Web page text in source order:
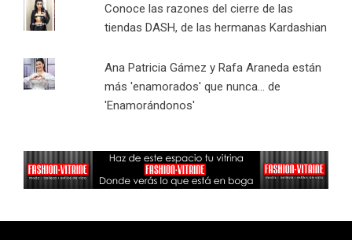
Conoce las razones del cierre de las
tiendas DASH, de las hermanas Kardashian
Ana Patricia Gámez y Rafa Araneda están
más 'enamorados' que nunca... de
'Enamorándonos'